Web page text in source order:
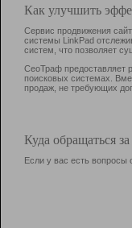
Как улучшить
Сервис продвижения
системы LinkPad
систем, что позволяет
СеоТраф предоставляет
поисковых системах.
продаж, не требующих
Куда обращаться
Если у вас есть